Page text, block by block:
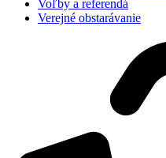
Voľby a referendá
Verejné obstarávanie